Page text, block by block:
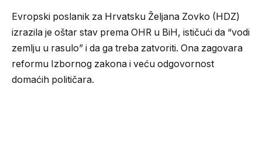
Evropski poslanik za Hrvatsku Željana Zovko (HDZ)
izrazila je oštar stav prema OHR u BiH, ističući da “vodi
zemlju u rasulo” i da ga treba zatvoriti. Ona zagovara
reformu Izbornog zakona i veću odgovornost
domaćih političara.